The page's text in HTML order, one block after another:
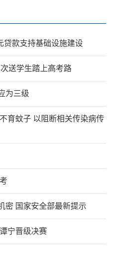
贷款支持基础设施建设
送学生踏上高考路
为三级
育蚊子 以阻断相关传染病传
密 国家安全部最新提示
宁晋级决赛